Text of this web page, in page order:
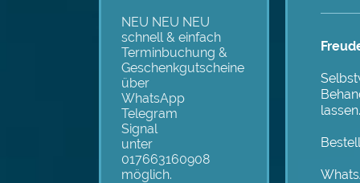
NEU NEU NEU
schnell & einfach
Terminbuchung &
Geschenkgutscheine
über
WhatsApp
Telegram
Signal
unter
017663160908
möglich.
lassen.